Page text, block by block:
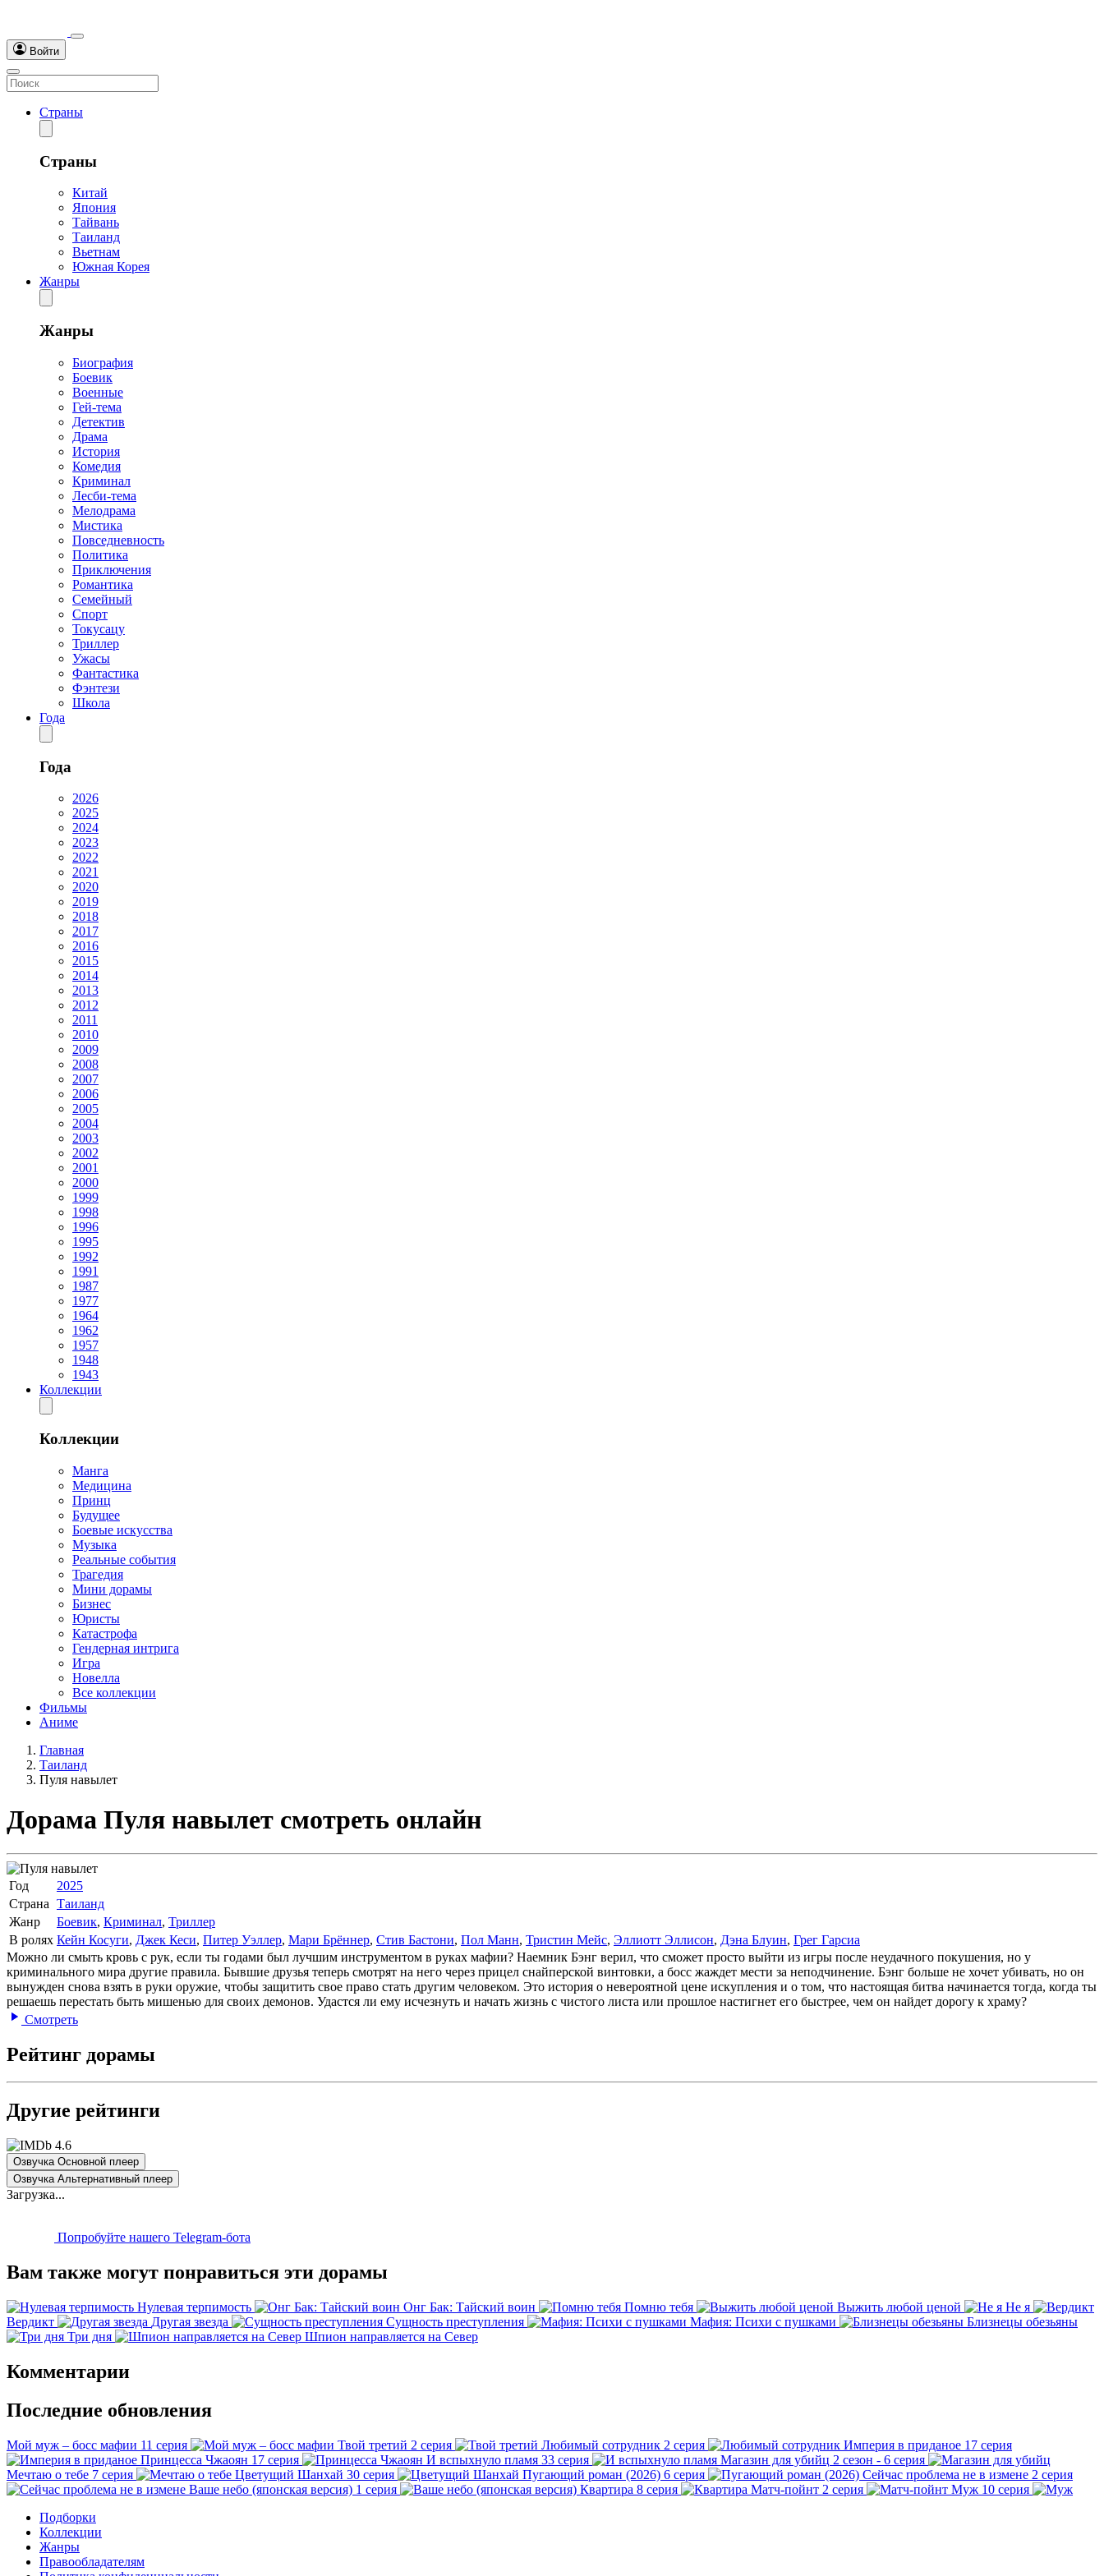
Войти
Страны
Страны
Китай
Япония
Тайвань
Таиланд
Вьетнам
Южная Корея
Жанры
Жанры
Биография
Боевик
Военные
Гей-тема
Детектив
Драма
История
Комедия
Криминал
Лесби-тема
Мелодрама
Мистика
Повседневность
Политика
Приключения
Романтика
Семейный
Спорт
Токусацу
Триллер
Ужасы
Фантастика
Фэнтези
Школа
Года
Года
2026
2025
2024
2023
2022
2021
2020
2019
2018
2017
2016
2015
2014
2013
2012
2011
2010
2009
2008
2007
2006
2005
2004
2003
2002
2001
2000
1999
1998
1996
1995
1992
1991
1987
1977
1964
1962
1957
1948
1943
Коллекции
Коллекции
Манга
Медицина
Принц
Будущее
Боевые искусства
Музыка
Реальные события
Трагедия
Мини дорамы
Бизнес
Юристы
Катастрофа
Гендерная интрига
Игра
Новелла
Все коллекции
Фильмы
Аниме
Главная
Таиланд
Пуля навылет
Дорама Пуля навылет смотреть онлайн
Год
2025
Страна Таиланд
Жанр
Боевик, Криминал, Триллер
В ролях Кейн Косуги, Джек Кеси, Питер Уэллер, Мари Брённер, Стив Бастони, Пол Манн, Тристин Мейс, Эллиотт Эллисон, Дэна Блуин, Грег Гарсиа
Можно ли смыть кровь с рук, если ты годами был лучшим инструментом в руках мафии? Наемник Бэнг верил, что сможет просто выйти из игры после неудачного покушения, но у
криминального мира другие правила. Бывшие друзья теперь смотрят на него через прицел снайперской винтовки, а босс жаждет мести за неподчинение. Бэнг больше не хочет убивать, но он
вынужден снова взять в руки оружие, чтобы защитить свое право стать другим человеком. Это история о невероятной цене искупления и о том, что настоящая битва начинается тогда, когда ты
решаешь перестать быть мишенью для своих демонов. Удастся ли ему исчезнуть и начать жизнь с чистого листа или прошлое настигнет его быстрее, чем он найдет дорогу к храму?
Смотреть
Рейтинг дорамы
Другие рейтинги
4.6
Озвучка Основной плеер
Озвучка Альтернативный плеер
Загрузка...
Попробуйте нашего Telegram-бота
Вам также могут понравиться эти дорамы
Нулевая терпимость Онг Бак: Тайский воин Помню тебя Выжить любой ценой
Не я
Вердикт
Другая звезда Сущность преступления Мафия: Психи с пушками
Близнецы обезьяны
Три дня
Шпион направляется на Север
Комментарии
Последние обновления
Мой муж – босс мафии 11 серия Твой третий 2 серия Любимый сотрудник 2 серия Империя в приданое 17 серия
Принцесса Чжаоян 17 серия И вспыхнуло пламя 33 серия Магазин для убийц 2 сезон - 6 серия
Мечтаю о тебе 7 серия Цветущий Шанхай 30 серия Пугающий роман (2026) 6 серия Сейчас проблема не в измене 2 серия
Ваше небо (японская версия) 1 серия Квартира 8 серия Матч-пойнт 2 серия Муж 10 серия
Подборки
Коллекции
Жанры
Правообладателям